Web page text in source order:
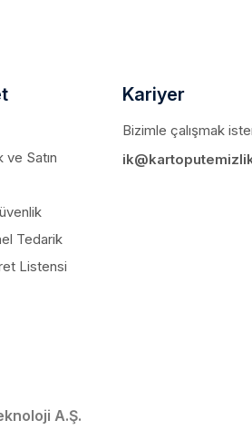
ve Satın
Tedarik
Listensi
Kariyer
Bizimle çalışmak
A.Ş.